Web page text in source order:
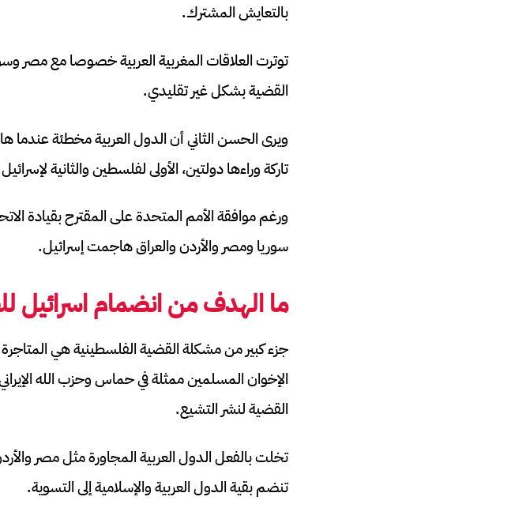
بالتعايش المشترك.
توترت العلاقات المغربية العربية خصوصا مع مصر
القضية بشكل غير تقليدي.
ويرى الحسن الثاني أن الدول العربية مخطئة
تاركة وراءها دولتين، الأولى لفلسطين والثانية
ورغم موافقة الأمم المتحدة على المقترح بقيادة
سوريا ومصر والأردن والعراق هاجمت إسرائيل.
ما الهدف من انضمام اسرائيل
جزء كبير من مشكلة القضية الفلسطينية هي المتاجرة
الإخوان المسلمين ممثلة في حماس وحزب الله
القضية لنشر التشيع.
تخلت بالفعل الدول العربية المجاورة مثل مصر
تنضم بقية الدول العربية والإسلامية إلى التسوية.